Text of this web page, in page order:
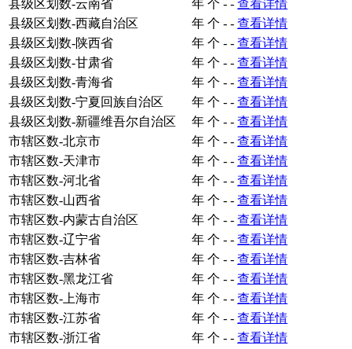
县级区划数-云南省
年 个 - - 查看详情
县级区划数-西藏自治区
年 个 - - 查看详情
县级区划数-陕西省
年 个 - - 查看详情
县级区划数-甘肃省
年 个 - - 查看详情
县级区划数-青海省
年 个 - - 查看详情
县级区划数-宁夏回族自治区
年 个 - - 查看详情
县级区划数-新疆维吾尔自治区
年 个 - - 查看详情
市辖区数-北京市
年 个 - - 查看详情
市辖区数-天津市
年 个 - - 查看详情
市辖区数-河北省
年 个 - - 查看详情
市辖区数-山西省
年 个 - - 查看详情
市辖区数-内蒙古自治区
年 个 - - 查看详情
市辖区数-辽宁省
年 个 - - 查看详情
市辖区数-吉林省
年 个 - - 查看详情
市辖区数-黑龙江省
年 个 - - 查看详情
市辖区数-上海市
年 个 - - 查看详情
市辖区数-江苏省
年 个 - - 查看详情
市辖区数-浙江省
年 个 - - 查看详情